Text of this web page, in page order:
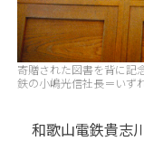
寄贈された図書を背に記
鉄の小嶋光信社長＝いず
和歌山電鉄貴志